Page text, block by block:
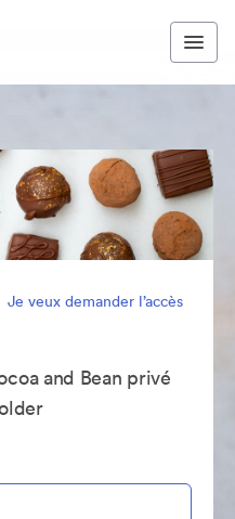
Je veux demander l’accès
and Bean privé